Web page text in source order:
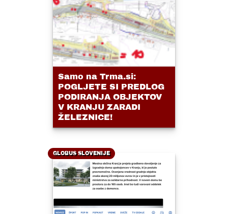
Samo na Trma.si:
POGLJETE SI PREDLOG
PODIRANJA OBJEKTOV
V KRANJU ZARADI
ŽELEZNICE!
GLOBUS SLOVENIJE